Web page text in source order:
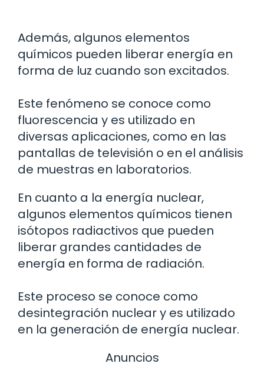
Además, algunos elementos
químicos pueden liberar energía en
forma de luz cuando son excitados.
Este fenómeno se conoce como
fluorescencia y es utilizado en
diversas aplicaciones, como en las
pantallas de televisión o en el análisis
de muestras en laboratorios.
En cuanto a la energía nuclear,
algunos elementos químicos tienen
isótopos radiactivos que pueden
liberar grandes cantidades de
energía en forma de radiación.
Este proceso se conoce como
desintegración nuclear y es utilizado
en la generación de energía nuclear.
Anuncios